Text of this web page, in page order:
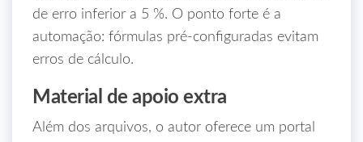
de erro inferior a 5 %. O ponto forte é a
automação: fórmulas pré‑configuradas evitam
erros de cálculo.
Material de apoio extra
Além dos arquivos, o autor oferece um portal